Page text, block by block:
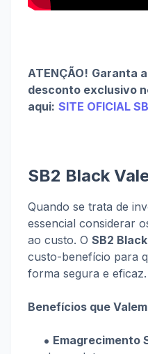
ATENÇÃO! Garanta
desconto exclusivo
aqui: SITE OFICIAL
SB2 Black
Quando se trata de
essencial considerar
ao custo. O SB2 Black
custo-benefício para
forma segura e eficaz.
Benefícios que
Emagrecimento